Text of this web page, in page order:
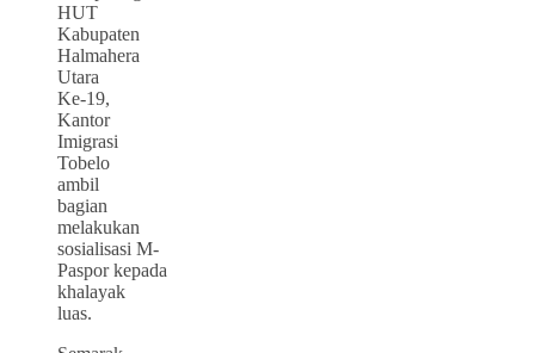
HUT
Kabupaten
Halmahera
Utara
Ke-19,
Kantor
Imigrasi
Tobelo
ambil
bagian
melakukan
sosialisasi M-
Paspor kepada
khalayak
luas.